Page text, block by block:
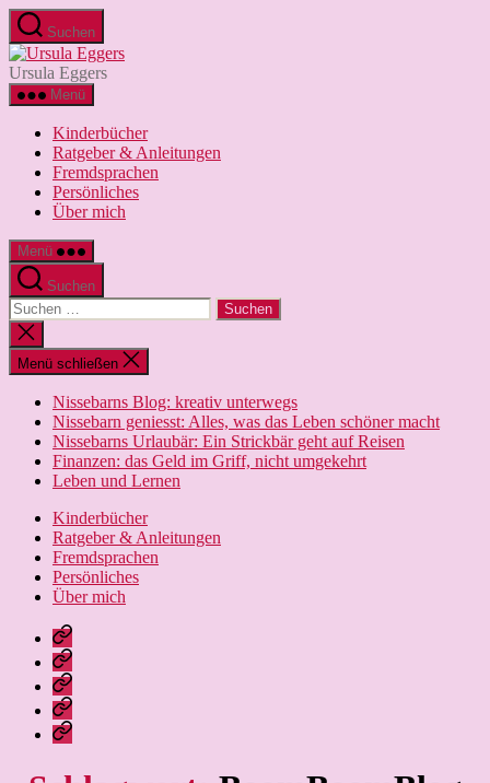
Zum
Inhalt
springen
Suchen
Ursula
Ursula Eggers
Menü
Kinderbücher
Ratgeber & Anleitungen
Fremdsprachen
Persönliches
Über mich
Menü
Suchen
Suchen
nach:
Suche
schließen
Menü schließen
Nissebarns Blog: kreativ unterwegs
Nissebarn geniesst: Alles, was das Leben schöner macht
Nissebarns Urlaubär: Ein Strickbär geht auf Reisen
Finanzen: das Geld im Griff, nicht umgekehrt
Leben und Lernen
Kinderbücher
Ratgeber & Anleitungen
Fremdsprachen
Persönliches
Über mich
Nissebarns
Blog:
kreativ
unterwegs
Nissebarn
geniesst:
Alles,
was
das
schöner
Nissebarns
Urlaubär:
Ein
Strickbär
auf
Finanzen:
das
Geld
Leben
und